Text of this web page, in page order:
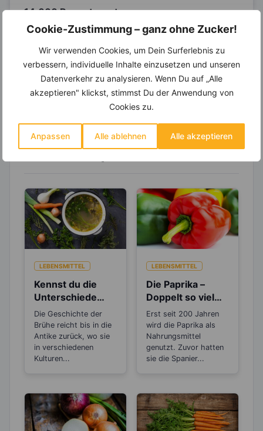
Cookie-Zustimmung – ganz ohne Zucker!
Wir verwenden Cookies, um Dein Surferlebnis zu
verbessern, individuelle Inhalte einzusetzen und unseren
Datenverkehr zu analysieren. Wenn Du auf „Alle
akzeptieren" klickst, stimmst Du der Anwendung von
Cookies zu.
Anpassen Alle ablehnen Alle akzeptieren
14.000 Rezepte, autom.
Wochenplaner,dynamische
Einkaufsliste und noch mehr?
-Mitgliedschaft und erhalte
viele hilfreiche und zeitsparende Möglichkeiten,
um Deine Ernährung optimal zu gestalten.
Erfahre mehr über die Zutaten
dieses Rezepts
LEBENSMITTEL
Kennst du die
Unterschiede
zwischen Brühe,
Fond und
Bouillon?
Die Geschichte der
Brühe reicht bis in die
Antike zurück, wo sie
in verschiedenen
Kulturen...
LEBENSMITTEL
Die Paprika –
Doppelt so viel
Vitamin C, wie die
Zitrone
Erst seit 200 Jahren
wird die Paprika als
Nahrungsmittel
genutzt. Zuvor hatten
sie die Spanier...